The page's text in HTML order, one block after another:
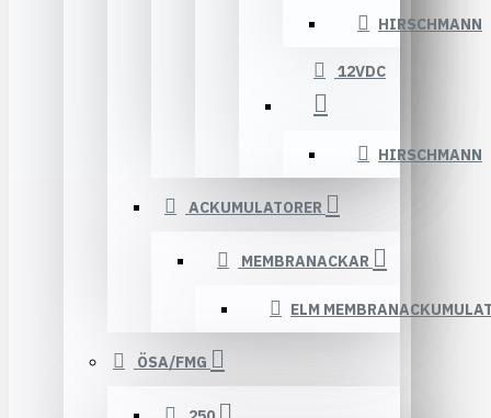
HIRSCHMANN
12VDC
HIRSCHMANN
ACKUMULATORER
MEMBRANACKAR
ELM
ÖSA/FMG